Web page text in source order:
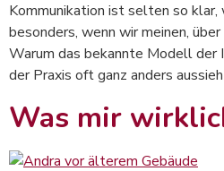
Kommunikation ist selten so klar,
besonders, wenn wir meinen,
Warum das bekannte Modell der
der Praxis oft ganz anders
Was mir